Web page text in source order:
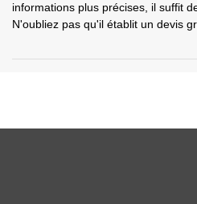
informations plus précises, il suffit
N'oubliez pas qu'il établit un devis